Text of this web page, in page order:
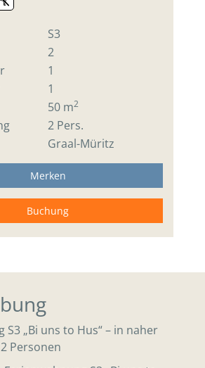
S3
2
1
1
50 m2
2 Pers.
Graal-Müritz
Merken
Buchung
S3 „Bi uns to Hus“ – in naher
Personen